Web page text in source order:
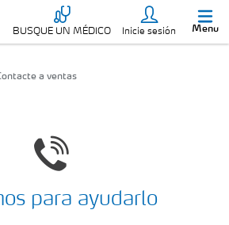
BUSQUE UN MÉDICO Inicie sesión Menu
a ventas
para ayudarlo